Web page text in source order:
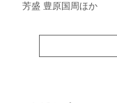
芳盛 豊原国周ほか